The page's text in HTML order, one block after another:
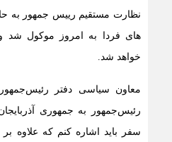
نظارت مستقیم رییس جمهور به
های فردا به امروز موکول شد
خواهد شد.
معاون سیاسی دفتر
رئیس‌جمهور به جمهوری
سفر باید اشاره کنم که علاوه